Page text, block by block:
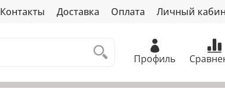
Контакты Доставка Оплата Личный
Профиль